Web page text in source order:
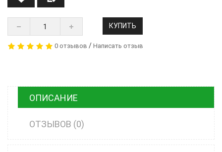
КУПИТЬ
0 отзывов / Написать отзыв
ОПИСАНИЕ
ОТЗЫВОВ (0)